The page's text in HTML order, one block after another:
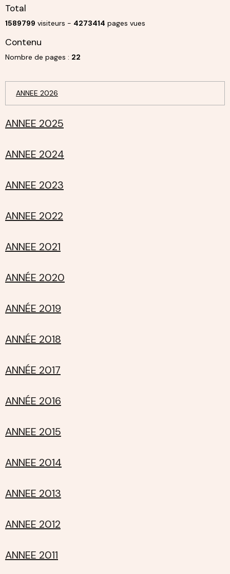
Total
1589799 visiteurs - 4273414 pages vues
Contenu
Nombre de pages : 22
ANNEE 2026
ANNEE 2025
ANNEE 2024
ANNEE 2023
ANNEE 2022
ANNEE 2021
ANNÉE 2020
ANNÉE 2019
ANNÉE 2018
ANNÉE 2017
ANNÉE 2016
ANNEE 2015
ANNEE 2014
ANNEE 2013
ANNEE 2012
ANNEE 2011